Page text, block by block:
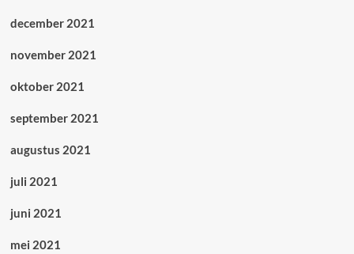
december 2021
november 2021
oktober 2021
september 2021
augustus 2021
juli 2021
juni 2021
mei 2021